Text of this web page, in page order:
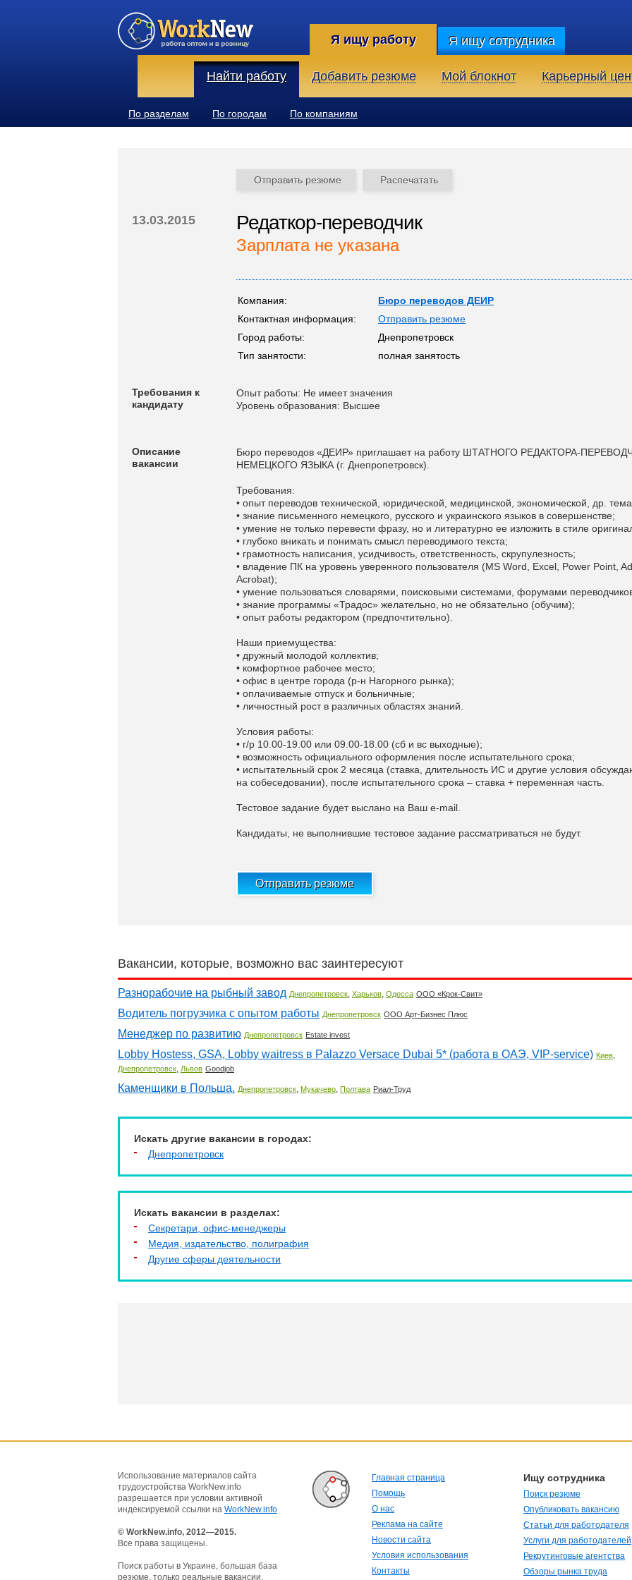
Я ищу работу Я ищу сотрудника
Найти работу Добавить резюме Мой блокнот Карьерный
По разделам По городам По компаниям
Отправить резюме Распечатать
13.03.2015 Редаткор-переводчик
Зарплата не указана
Компания:
Бюро переводов ДЕИР
Контактная информация:
Отправить резюме
Город работы:
Днепропетровск
Тип занятости:
полная занятость
Требования к
кандидату
Опыт работы: Не имеет значения
Уровень образования: Высшее
Описание
вакансии
Бюро переводов «ДЕИР» приглашает на работу ШТАТНОГО РЕДАКТОРА-
НЕМЕЦКОГО ЯЗЫКА (г. Днепропетровск).
Требования:
• опыт переводов технической, юридической, медицинской, экономической, др.
• знание письменного немецкого, русского и украинского языков в совершенстве;
• умение не только перевести фразу, но и литературно ее изложить в стиле
• глубоко вникать и понимать смысл переводимого текста;
• грамотность написания, усидчивость, ответственность, скрупулезность;
• владение ПК на уровень уверенного пользователя (MS Word, Excel, Power Point,
Acrobat);
• умение пользоваться словарями, поисковыми системами, форумами
• знание программы «Традос» желательно, но не обязательно (обучим);
• опыт работы редактором (предпочтительно).
Наши приемущества:
• дружный молодой коллектив;
• комфортное рабочее место;
• офис в центре города (р-н Нагорного рынка);
• оплачиваемые отпуск и больничные;
• личностный рост в различных областях знаний.
Условия работы:
• г/р 10.00-19.00 или 09.00-18.00 (сб и вс выходные);
• возможность официального оформления после испытательного срока;
• испытательный срок 2 месяца (ставка, длительность ИС и другие условия
на собеседовании), после испытательного срока – ставка + переменная часть.
Тестовое задание будет выслано на Ваш e-mail.
Кандидаты, не выполнившие тестовое задание рассматриваться не будут.
Отправить резюме
Вакансии, которые, возможно вас заинтересуют
Разнорабочие на рыбный завод Днепропетровск, Харьков, Одесса ООО «Крок-Свит»
Водитель погрузчика с опытом работы Днепропетровск ООО Арт-Бизнес Плюс
Менеджер по развитию Днепропетровск Estate invest
Lobby Hostess, GSA, Lobby waitress в Palazzo Versace Dubai 5* (работа в ОАЭ, VIP-service) Киев,
Днепропетровск, Львов Goodjob
Каменщики в Польша. Днепропетровск, Мукачево, Полтава Риал-Труд
Искать другие вакансии в городах:
Днепропетровск
Искать вакансии в разделах:
Секретари, офис-менеджеры
Медия, издательство, полиграфия
Другие сферы деятельности
Использование материалов сайта
трудоустройства WorkNew.info
разрешается при условии активной
индексируемой ссылки на WorkNew.info
© WorkNew.info, 2012—2015.
Все права защищены.
Поиск работы в Украине, большая база
резюме, только реальные вакансии.
Главная страница
Помощь
О нас
Реклама на сайте
Новости сайта
Условия использования
Контакты
Ищу сотрудника
Поиск резюме
Опубликовать вакансию
Статьи для работодателя
Услуги для работодателей
Рекрутинговые агентства
Обзоры рынка труда